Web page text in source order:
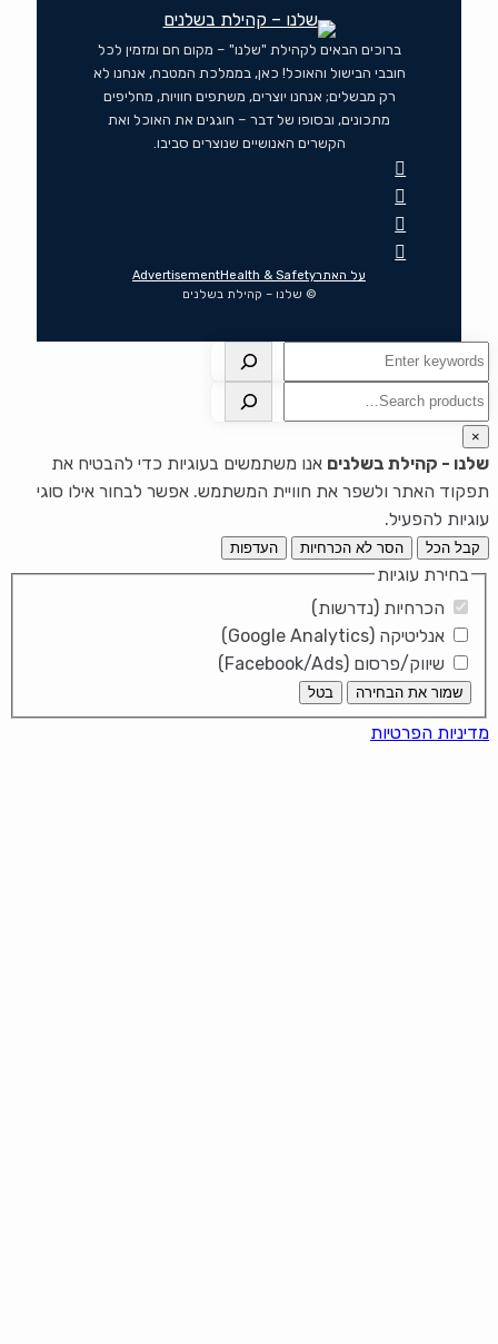
ברוכים הבאים לקהילת "שלנו" – מקום חם ומזמין לכל
חובבי הבישול והאוכל! כאן, בממלכת המטבח, אנחנו לא
רק מבשלים; אנחנו יוצרים, משתפים חוויות, מחליפים
מתכונים, ובסופו של דבר – חוגגים את האוכל ואת
הקשרים האנושיים שנוצרים סביבו.
על האתרHealth & Safety
Advertisement
© שלנו – קהילת בשלנים
חיפוש
חיפוש
×
שלנו - קהילת בשלנים אנו משתמשים בעוגיות כדי להבטיח את
תפקוד האתר ולשפר את חוויית המשתמש. אפשר לבחור אילו סוגי
עוגיות להפעיל.
קבל הכל הסר לא הכרחיות העדפות
בחירת עוגיות
הכרחיות (נדרשות)
אנליטיקה (Google Analytics)
שיווק/פרסום (Facebook/Ads)
שמור את הבחירה בטל
מדיניות הפרטיות